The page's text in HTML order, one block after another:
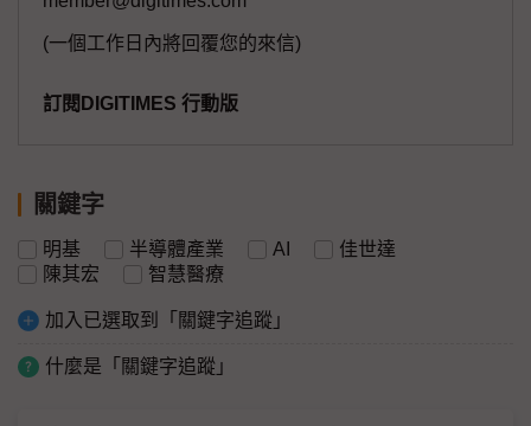
(一個工作日內將回覆您的來信)
訂閱DIGITIMES 行動版
關鍵字
明基 半導體產業 AI
佳世達
陳其宏
智慧醫療
加入已選取到「關鍵字追蹤」
什麼是「關鍵字追蹤」